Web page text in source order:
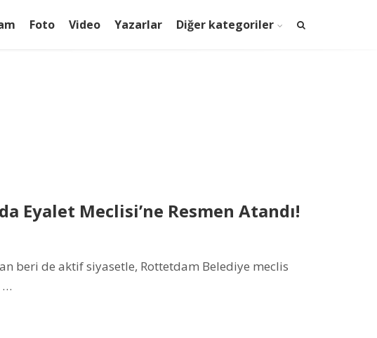
Foto Video Yazarlar Diğer kategoriler
Eyalet Meclisi’ne Resmen Atandı!
beri de aktif siyasetle, Rottetdam Belediye meclis
…